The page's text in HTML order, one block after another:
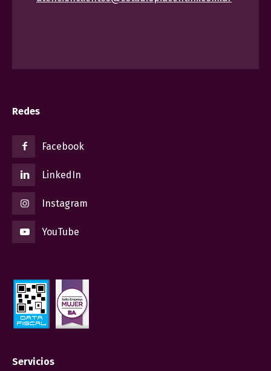
Redes
Facebook
LinkedIn
Instagram
YouTube
Servicios